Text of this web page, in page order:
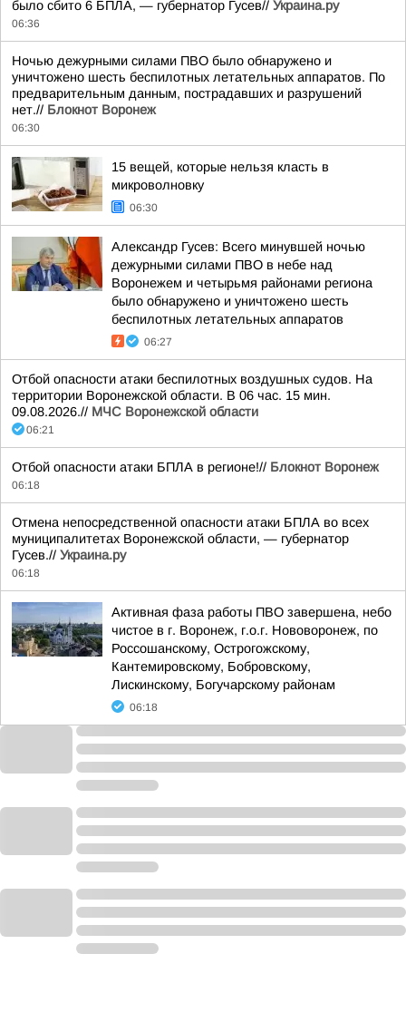
было сбито 6 БПЛА, — губернатор Гусев// Украина.ру
06:36
Ночью дежурными силами ПВО было обнаружено и
уничтожено шесть беспилотных летательных аппаратов. По
предварительным данным, пострадавших и разрушений
нет.// Блокнот Воронеж
06:30
15 вещей, которые нельзя класть в
микроволновку
06:30
Александр Гусев: Всего минувшей ночью
дежурными силами ПВО в небе над
Воронежем и четырьмя районами региона
было обнаружено и уничтожено шесть
беспилотных летательных аппаратов
06:27
Отбой опасности атаки беспилотных воздушных судов. На
территории Воронежской области. В 06 час. 15 мин.
09.08.2026.// МЧС Воронежской области
06:21
Отбой опасности атаки БПЛА в регионе!// Блокнот Воронеж
06:18
Отмена непосредственной опасности атаки БПЛА во всех
муниципалитетах Воронежской области, — губернатор
Гусев.// Украина.ру
06:18
Активная фаза работы ПВО завершена, небо
чистое в г. Воронеж, г.о.г. Нововоронеж, по
Россошанскому, Острогожскому,
Кантемировскому, Бобровскому,
Лискинскому, Богучарскому районам
06:18